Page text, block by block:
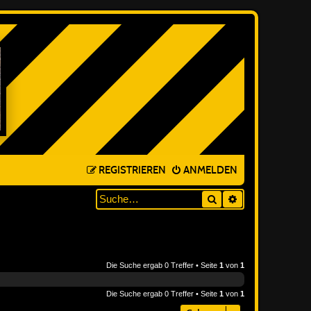
ANMELDEN
REGISTRIEREN
Suche
Die Suche ergab 0 Treffer • Seite 1 von 1
Die Suche ergab 0 Treffer • Seite 1 von 1